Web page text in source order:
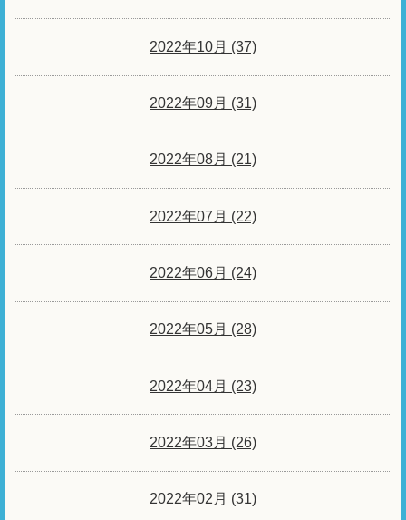
2022年10月 (37)
2022年09月 (31)
2022年08月 (21)
2022年07月 (22)
2022年06月 (24)
2022年05月 (28)
2022年04月 (23)
2022年03月 (26)
2022年02月 (31)